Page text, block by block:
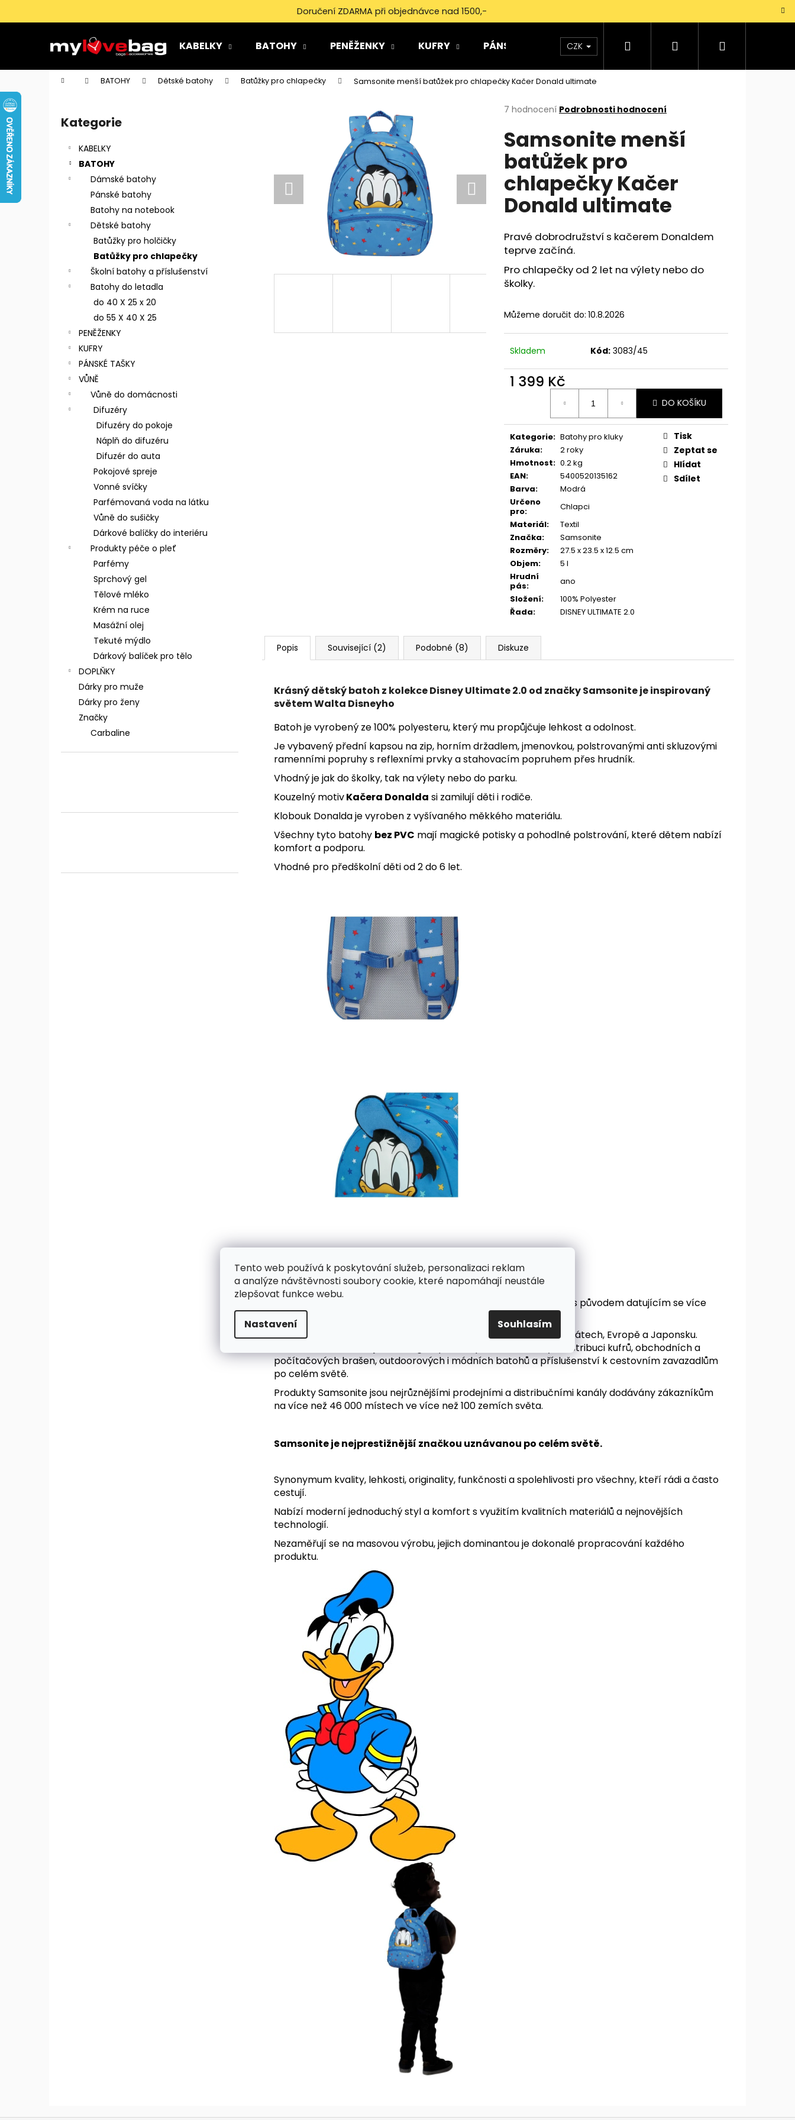
Tento web používá k poskytování služeb, personalizaci reklam
a analýze návštěvnosti soubory cookie, které napomáhají neustále
zlepšovat funkce webu.
Nastavení Souhlasím
Doručení ZDARMA při objednávce nad 1500,-
KABELKY BATOHY PENĚŽENKY KUFRY PÁNSKÉ TAŠKY VŮNĚ DOPLŇKY
CZK Hledat PřihlášeníNákupní
Domů BATOHY Dětské batohy Batůžky pro chlapečky Samsonite menší batůžek pro chlapečky Kačer Donald ultimate
Přeskočit
kategorie
Kategorie
KABELKY
BATOHY
Dámské batohy
Pánské batohy
Batohy na notebook
Dětské batohy
Batůžky pro holčičky
Batůžky pro chlapečky
Školní batohy a příslušenství
Batohy do letadla
do 40 X 25 x 20
do 55 X 40 X 25
PENĚŽENKY
KUFRY
PÁNSKÉ TAŠKY
VŮNĚ
Vůně do domácnosti
Difuzéry
Difuzéry do pokoje
Náplň do difuzéru
Difuzér do auta
Pokojové spreje
Vonné svíčky
Parfémovaná voda na látku
Vůně do sušičky
Dárkové balíčky do interiéru
Produkty péče o pleť
Parfémy
Sprchový gel
Tělové mléko
Krém na ruce
Masážní olej
Tekuté mýdlo
Dárkový balíček pro tělo
DOPLŇKY
Dárky pro muže
Dárky pro ženy
Značky
Carbaline
Průměrné
produktu
je
5,0
5
hvězdiček.
7 hodnocení Podrobnosti hodnocení
Samsonite menší
batůžek pro
chlapečky Kačer
Donald ultimate
Pravé dobrodružství s kačerem Donaldem
teprve začíná.
Pro chlapečky od 2 let na výlety nebo do
školky.
Můžeme doručit do: 10.8.2026
Skladem Kód: 3083/45
1 399 Kč
DO KOŠÍKU
Kategorie: Batohy pro kluky
Záruka:
2 roky
Hmotnost: 0.2 kg
EAN:
5400520135162
Barva:
Modrá
Určeno
pro:
Chlapci
Materiál:
Textil
Značka:
Samsonite
Rozměry:
27.5 x 23.5 x 12.5 cm
Objem:
5 l
Hrudní
pás:
ano
Složení:
100% Polyester
Řada: DISNEY ULTIMATE 2.0
Tisk
Zeptat se
Hlídat
Sdílet
Popis Související (2) Podobné (8) Diskuze
Krásný dětský batoh z kolekce Disney Ultimate 2.0 od značky Samsonite je inspirovaný
světem Walta Disneyho
Batoh je vyrobený ze 100% polyesteru, který mu propůjčuje lehkost a odolnost.
Je vybavený přední kapsou na zip, horním držadlem, jmenovkou, polstrovanými anti skluzovými
ramenními popruhy s reflexními prvky a stahovacím popruhem přes hrudník.
Vhodný je jak do školky, tak na výlety nebo do parku.
Kouzelný motivKačera Donalda si zamilují děti i rodiče.
Klobouk Donalda je vyroben z vyšívaného měkkého materiálu.
Všechny tyto batohy bez PVC mají magické potisky a pohodlné polstrování, které dětem nabízí
komfort a podporu.
Vhodné pro předškolní děti od 2 do 6 let.
International je největší světový výrobce zavazadel s původem datujícím se více
než sto let do historie.
V současnosti je největším prodejcem zavazadel ve Spojených státech, Evropě a Japonsku.
Samsonite se zaměřuje na design, výrobu, výrobní materiály a distribuci kufrů, obchodních a
počítačových brašen, outdoorových i módních batohů a příslušenství k cestovním zavazadlům
po celém světě.
Produkty Samsonite jsou nejrůznějšími prodejními a distribučními kanály dodávány zákazníkům
na více než 46 000 místech ve více než 100 zemích světa.
Samsonite je nejprestižnější značkou uznávanou po celém světě.
Synonymum kvality, lehkosti, originality, funkčnosti a spolehlivosti pro všechny, kteří rádi a často
cestují.
Nabízí moderní jednoduchý styl a komfort s využitím kvalitních materiálů a nejnovějších
technologií.
Nezaměřují se na masovou výrobu, jejich dominantou je dokonalé propracování každého
produktu.
o
k Co potřebujete najít?
Doporučujeme